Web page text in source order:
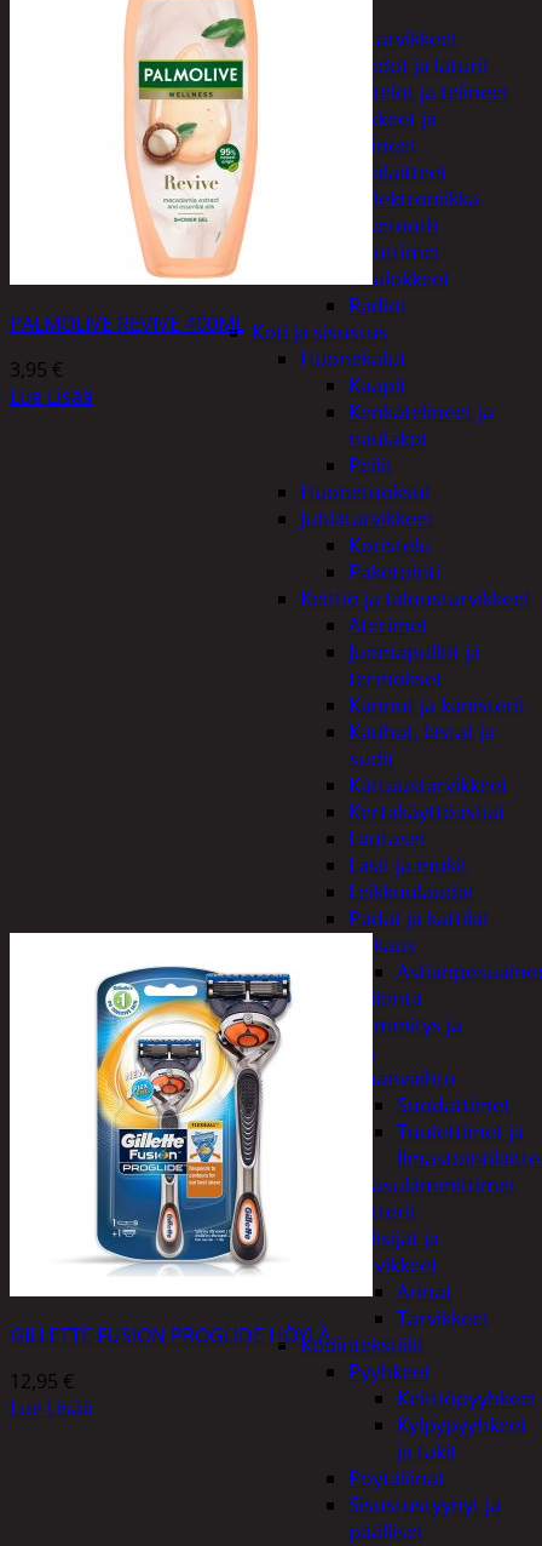
Puhelintarvikkeet
Johdot ja laturit
Kotelot ja telineet
Tv-tarvikkeet ja
seinätelineet
Varavirtalaitteet
Viihde-elektroniikka
Bluetooth
kaiuttimet
Kuulokkeet
Radiot
Koti ja sisustus
Huonekalut
Kaapit
Kenkätelineet ja
naulakot
Peilit
Huonetuoksut
Juhlatarvikkeet
Koristelu
Paketointi
Keittiö ja taloustarvikkeet
Aterimet
Juomapullot ja
termokset
Kannut ja kanisterit
Kauhat, lastat ja
sudit
Kattaustarvikkeet
Kertakäyttöastiat
Lautaset
Lasit ja mukit
Leikkuulaudat
Padat ja kattilat
Tiskaus
Säilöntä
Kodin lämmitys ja
tuuletus
Ilmanvaihto
Suodattimet
Tuulettimet ja
Kaasulämmittimet
Patterit
Tulisijat ja
tarvikkeet
Arinat
Tarvikkeet
Kodintekstiilit
Pyyhkeet
Keittiöpyyhkeet
Kylpypyyhkeet
ja takit
Pöytäliinat
Sisustustyynyt ja
päälliset
PALMOLIVE REVIVE 400ML
3,95 €
Lue Lisää
GILLETTE FUSION PROGLIDE HÖYLÄ
12,95 €
Lue Lisää